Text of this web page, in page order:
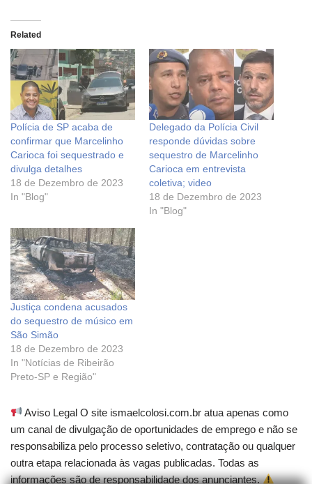
Related
Polícia de SP acaba de
confirmar que Marcelinho
Carioca foi sequestrado e
divulga detalhes
18 de Dezembro de 2023
In "Blog"
Delegado da Polícia Civil
responde dúvidas sobre
sequestro de Marcelinho
Carioca em entrevista
coletiva; video
18 de Dezembro de 2023
In "Blog"
Justiça condena acusados
do sequestro de músico em
São Simão
18 de Dezembro de 2023
In "Notícias de Ribeirão
Preto-SP e Região"
Aviso Legal O site ismaelcolosi.com.br atua apenas como
um canal de divulgação de oportunidades de emprego e não se
responsabiliza pelo processo seletivo, contratação ou qualquer
outra etapa relacionada às vagas publicadas. Todas as
informações são de responsabilidade dos anunciantes.